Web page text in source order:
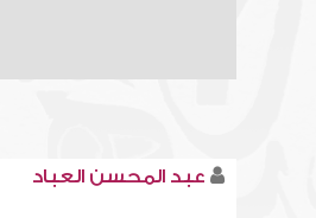
عبد المحسن العباد